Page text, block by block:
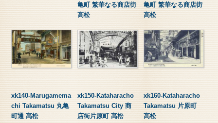
亀町 繁華なる商店街
高松
亀町 繁華なる商店街
高松
xk140-Marugamema
chi Takamatsu 丸亀
町通 高松
xk150-Kataharacho
Takamatsu City 商
店街片原町 高松
xk160-Kataharacho
Takamatsu 片原町
高松